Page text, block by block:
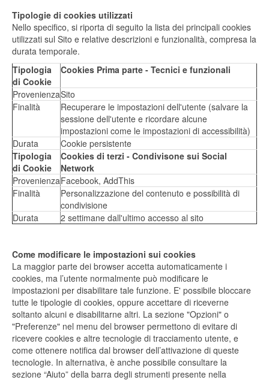
Tipologie di cookies utilizzati
Nello specifico, si riporta di seguito la lista dei principali cookies
utilizzati sul Sito e relative descrizioni e funzionalità, compresa la
durata temporale.
Tipologia
di Cookie
Cookies Prima parte - Tecnici e funzionali
ProvenienzaSito
Finalità
Recuperare le impostazioni dell'utente (salvare la
sessione dell'utente e ricordare alcune
impostazioni come le impostazioni di accessibilità)
Durata
Cookie persistente
Tipologia
di Cookie
Cookies di terzi - Condivisone sui Social
Network
ProvenienzaFacebook, AddThis
Finalità
Personalizzazione del contenuto e possibilità di
condivisione
Durata
2 settimane dall'ultimo accesso al sito
Come modificare le impostazioni sui cookies
La maggior parte dei browser accetta automaticamente i
cookies, ma l’utente normalmente può modificare le
impostazioni per disabilitare tale funzione. E' possibile bloccare
tutte le tipologie di cookies, oppure accettare di riceverne
soltanto alcuni e disabilitarne altri. La sezione "Opzioni" o
"Preferenze" nel menu del browser permettono di evitare di
ricevere cookies e altre tecnologie di tracciamento utente, e
come ottenere notifica dal browser dell’attivazione di queste
tecnologie. In alternativa, è anche possibile consultare la
sezione “Aiuto” della barra degli strumenti presente nella